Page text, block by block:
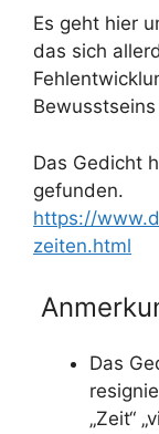
Es geht hier
das sich
Das Gedicht
gefunden.
https://
zeiten.html
Das
„Zeit“